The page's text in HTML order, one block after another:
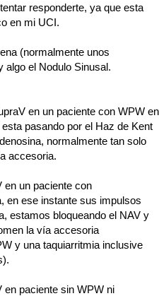
responderte, ya que esta
en mi UCI.
(normalmente unos
algo el Nodulo Sinusal.
en un paciente con WPW en
pasando por el Haz de Kent
normalmente tan solo
accesoria.
en un paciente con
en ese instante sus impulsos
estamos bloqueando el NAV y
la vía accesoria
y una taquiarritmia inclusive
paciente sin WPW ni